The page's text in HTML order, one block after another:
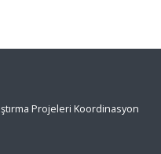
Projeleri Koordinasyon